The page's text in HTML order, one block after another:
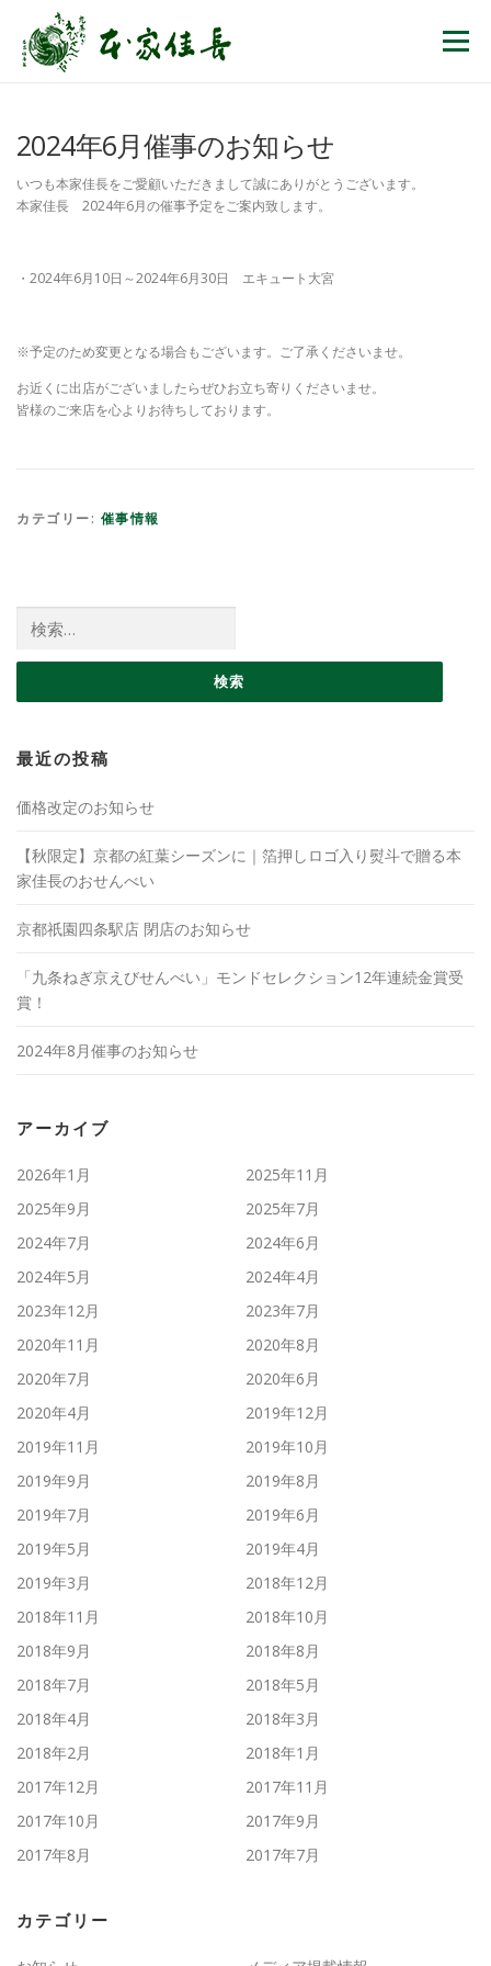
コンテンツへスキップ
メニュー
2024年6月催事のお知らせ
いつも本家佳長をご愛顧いただきまして誠にありがとうございます。
本家佳長 2024年6月の催事予定をご案内致します。
・2024年6月10日～2024年6月30日 エキュート大宮
※予定のため変更となる場合もございます。ご了承くださいませ。
お近くに出店がございましたらぜひお立ち寄りくださいませ。
皆様のご来店を心よりお待ちしております。
カテゴリー: 催事情報
最近の投稿
価格改定のお知らせ
【秋限定】京都の紅葉シーズンに｜箔押しロゴ入り熨斗で贈る本
家佳長のおせんべい
京都祇園四条駅店 閉店のお知らせ
「九条ねぎ京えびせんべい」モンドセレクション12年連続金賞受
賞！
2024年8月催事のお知らせ
アーカイブ
2026年1月
2025年11月
2025年9月
2025年7月
2024年7月
2024年6月
2024年5月
2024年4月
2023年12月
2023年7月
2020年11月
2020年8月
2020年7月
2020年6月
2020年4月
2019年12月
2019年11月
2019年10月
2019年9月
2019年8月
2019年7月
2019年6月
2019年5月
2019年4月
2019年3月
2018年12月
2018年11月
2018年10月
2018年9月
2018年8月
2018年7月
2018年5月
2018年4月
2018年3月
2018年2月
2018年1月
2017年12月
2017年11月
2017年10月
2017年9月
2017年8月
2017年7月
カテゴリー